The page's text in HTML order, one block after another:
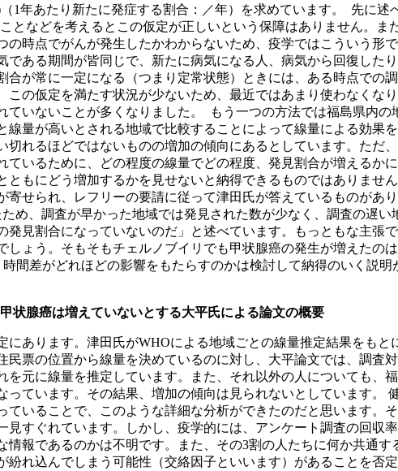
1年あたり新たに発症する割合：／年）を求めています。 先に述
となどを考えるとこの仮定が正しいという保障はありません。ま
の時点でがんが発生したかわからないため、疫学ではこういう形
ある期間が皆同じで、新たに病気になる人、病気から回復した
が常に一定になる（つまり定常状態）ときには、ある時点での
この仮定を満たす状況が少ないため、最近ではあまり使わなくな
ていないことが多くなりました。 もう一つの方法では福島県内の
線量が高いとされる地域で比較することによって線量による効果
切れるほどではないものの増加の傾向にあるとしています。ただ
ているために、どの程度の線量でどの程度、発見割合が増えるか
もにどう増加するかを見せないと納得できるものではありません
寄せられ、レフリーの要請に従って津田氏が答えているものがあ
め、調査が早かった地域では発見された数が少なく、調査の遅い
発見割合になっていないのだ」と述べています。もっともな主張
ょう。そもそもチェルノブイリでも甲状腺癌の発生が増えたの
間差がどれほどの影響をもたらすのかは検討して納得のいく説明
状腺癌は増えていないとする大平氏による論文の概要
にあります。津田氏がWHOによる地域ごとの線量推定結果をもと
民票の位置から線量を決めているのに対し、大平論文では、調査
を元に線量を推定しています。また、それ以外の人についても、
っています。その結果、増加の傾向は見られないとしています。
ていることで、このような詳細な分析ができたのだと思います。
見すぐれています。しかし、疫学的には、アンケート調査の回収
情報であるのかは不明です。また、その3割の人たちに何か共通す
紛れ込んでしまう可能性（交絡因子といいます）があることを否